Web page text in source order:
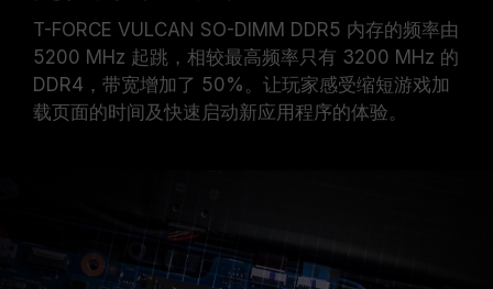
T-FORCE VULCAN SO-DIMM DDR5 内存的频率由
5200 MHz 起跳，相较最高频率只有 3200 MHz 的
DDR4，带宽增加了 50%。让玩家感受缩短游戏加
载页面的时间及快速启动新应用程序的体验。